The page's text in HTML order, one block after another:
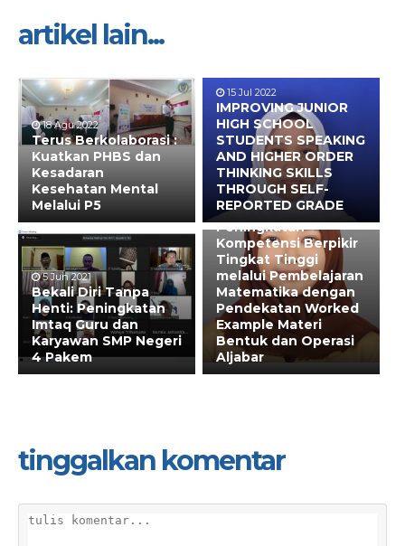
artikel lain...
18 Agu 2022
Terus Berkolaborasi :
Kuatkan PHBS dan
Kesadaran
Kesehatan Mental
Melalui P5
15 Jul 2022
IMPROVING JUNIOR
HIGH SCHOOL
STUDENTS SPEAKING
AND HIGHER ORDER
THINKING SKILLS
THROUGH SELF-
REPORTED GRADE
5 Jun 2021
Bekali Diri Tanpa
Henti: Peningkatan
Imtaq Guru dan
Karyawan SMP Negeri
4 Pakem
15 Jul 2022
Peningkatan
Kompetensi Berpikir
Tingkat Tinggi
melalui Pembelajaran
Matematika dengan
Pendekatan Worked
Example Materi
Bentuk dan Operasi
Aljabar
tinggalkan komentar